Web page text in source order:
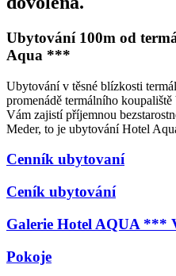
Ubytování 100m od
Aqua ***
Ubytování v těsné blízkosti
promenádě termálního
Vám zajistí příjemnou
Meder, to je ubytování Hotel
Cenník ubytovaní
Ceník ubytování
Galerie Hotel AQUA ***
Pokoje